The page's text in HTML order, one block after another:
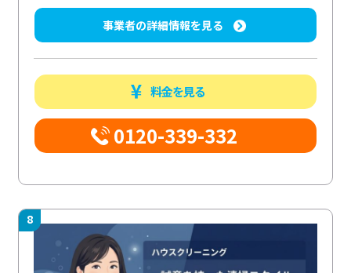
事業者の詳細情報を見る
料金を見る
0120-339-332
8